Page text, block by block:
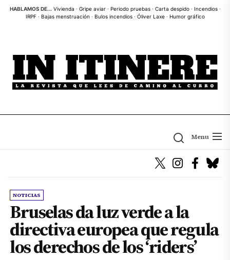
SkipHABLAMOS DE... Vivienda · Gripe aviar· Periodo pruebas· Carta despido· Incendios·
IRPF· Bajas menstruación · Bulos incendios· Óliver Laxe· Humor gráfico
Menu
NOTICIAS
Bruselas da luz verde a la
directiva europea que regula
los derechos de los ‘riders’